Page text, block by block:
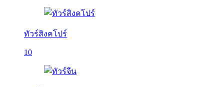
ทัวร์สิงคโปร์
10